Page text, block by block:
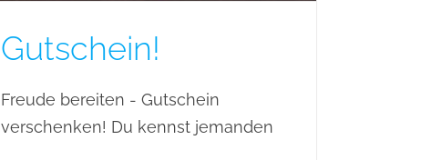
Gutschein!
Freude bereiten - Gutschein
verschenken! Du kennst jemanden